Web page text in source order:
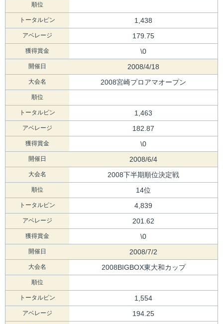
順位
トータルピン 1,438
アベレージ 179.75
獲得賞金 \0
開催日 2008/4/18
大会名 2008宮崎プロアマオープン
順位
トータルピン 1,463
アベレージ 182.87
獲得賞金 \0
開催日 2008/6/4
大会名 2008下半期順位決定戦
順位 14位
トータルピン 4,839
アベレージ 201.62
獲得賞金 \0
開催日 2008/7/2
大会名 2008BIGBOX東大和カップ
順位
トータルピン 1,554
アベレージ 194.25